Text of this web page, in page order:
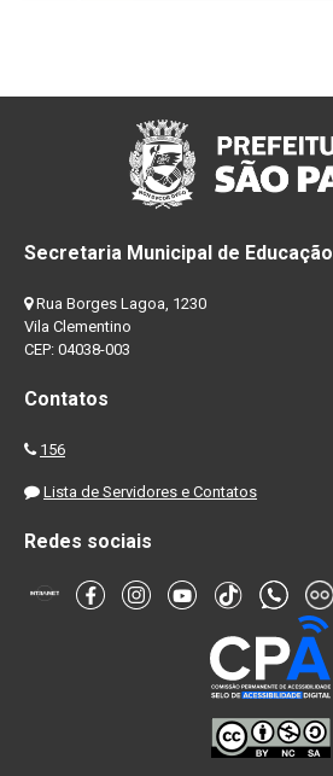
Secretaria Municipal de Educação
Rua Borges Lagoa, 1230
Vila Clementino
CEP: 04038-003
Contatos
156
Lista de Servidores e Contatos
Redes sociais